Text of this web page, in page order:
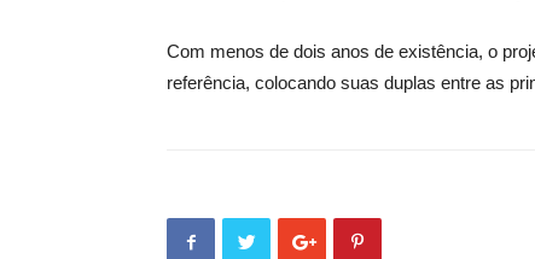
Com menos de dois anos de existência, o
referência, colocando suas duplas entre as